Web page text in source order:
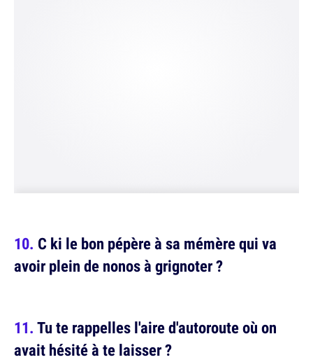
C ki le bon pépère à sa mémère qui va
avoir plein de nonos à grignoter ?
Tu te rappelles l'aire d'autoroute où on
avait hésité à te laisser ?